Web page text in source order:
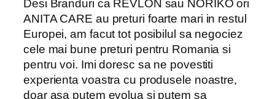
Desi Branduri ca REVLON sau NORIKO ori
ANITA CARE au preturi foarte mari in restul
Europei, am facut tot posibilul sa negociez
cele mai bune preturi pentru Romania si
pentru voi. Imi doresc sa ne povestiti
experienta voastra cu produsele noastre,
doar asa putem evolua si putem sa